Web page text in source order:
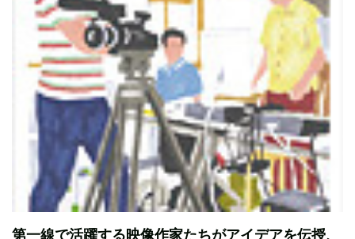
第一線で活躍する映像作家たちがアイデアを伝授、